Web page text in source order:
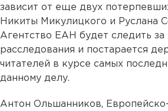
зависит от еще двух
Никиты Микулицкого и Руслана
Агентство ЕАН будет следить за
расследования и постарается
читателей в курсе самых
данному делу.
Антон Ольшанников,